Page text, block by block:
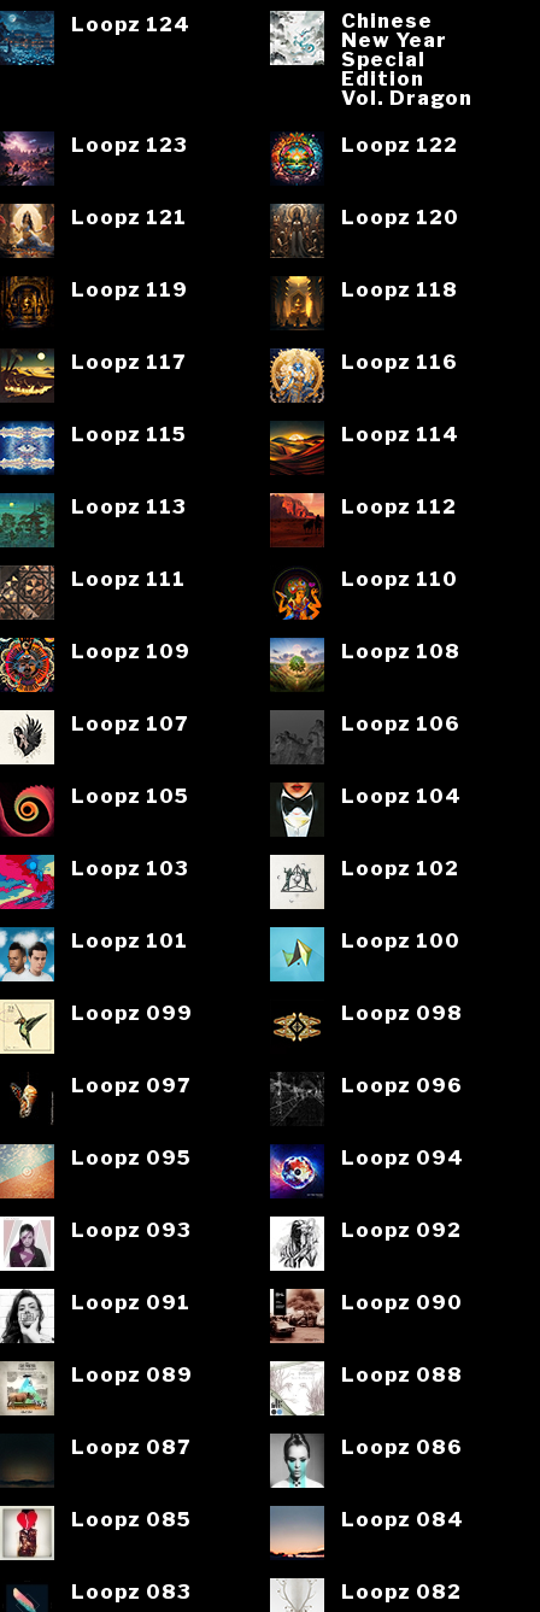
Loopz 124
Chinese
New Year
Special
Edition
Vol. Dragon
Loopz 123
Loopz 122
Loopz 121 Loopz 120
Loopz 119 Loopz 118
Loopz 117 Loopz 116
Loopz 115 Loopz 114
Loopz 113 Loopz 112
Loopz 111 Loopz 110
Loopz 109 Loopz 108
Loopz 107 Loopz 106
Loopz 105 Loopz 104
Loopz 103 Loopz 102
Loopz 101 Loopz 100
Loopz 099 Loopz 098
Loopz 097 Loopz 096
Loopz 095 Loopz 094
Loopz 093 Loopz 092
Loopz 091 Loopz 090
Loopz 089 Loopz 088
Loopz 087 Loopz 086
Loopz 085 Loopz 084
Loopz 083 Loopz 082